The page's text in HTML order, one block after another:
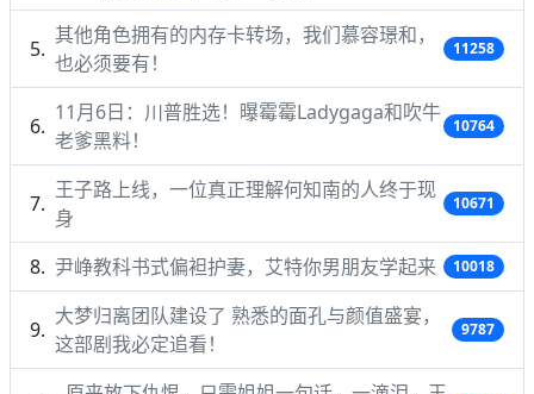
其他角色拥有的内存卡转场，我们慕容璟和，
也必须要有！
11258
11月6日：川普胜选！曝霉霉Ladygaga和吹牛
老爹黑料！
10764
王子路上线，一位真正理解何知南的人终于现
身
10671
尹峥教科书式偏袒护妻，艾特你男朋友学起来 10018
大梦归离团队建设了 熟悉的面孔与颜值盛宴，
这部剧我必定追看！
9787